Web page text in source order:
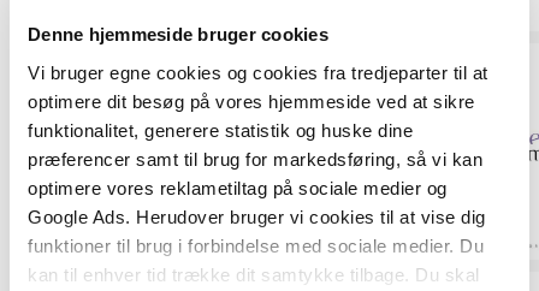
Denne hjemmeside bruger cookies
Vi bruger egne cookies og cookies fra tredjeparter til at
optimere dit besøg på vores hjemmeside ved at sikre
funktionalitet, generere statistik og huske dine
præferencer samt til brug for markedsføring, så vi kan
optimere vores reklametiltag på sociale medier og
Google Ads. Herudover bruger vi cookies til at vise dig
funktioner til brug i forbindelse med sociale medier. Du
kan til enhver tid trække dit samtykke tilbage. Du skal